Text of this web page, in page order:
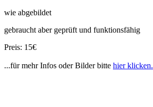
wie abgebildet
gebraucht aber geprüft und funktionsfähig
Preis: 15€
...für mehr Infos oder Bilder bitte hier klicken.